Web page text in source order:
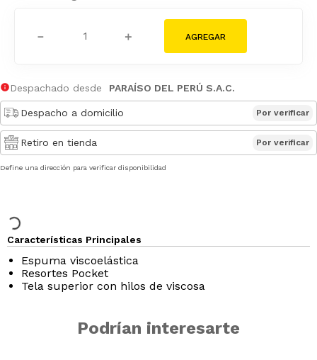
＋
－
Despachado desde PARAÍSO DEL PERÚ S.A.C.
Despacho a domicilio Por verificar
Retiro en tienda Por verificar
Define una dirección para verificar disponibilidad
Características Principales
Espuma viscoelástica
Resortes Pocket
Tela superior con hilos de viscosa
Podrían interesarte